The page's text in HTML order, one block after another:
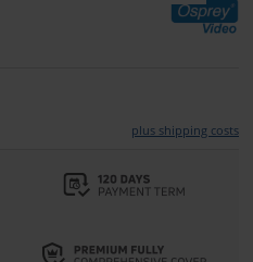
plus shipping costs